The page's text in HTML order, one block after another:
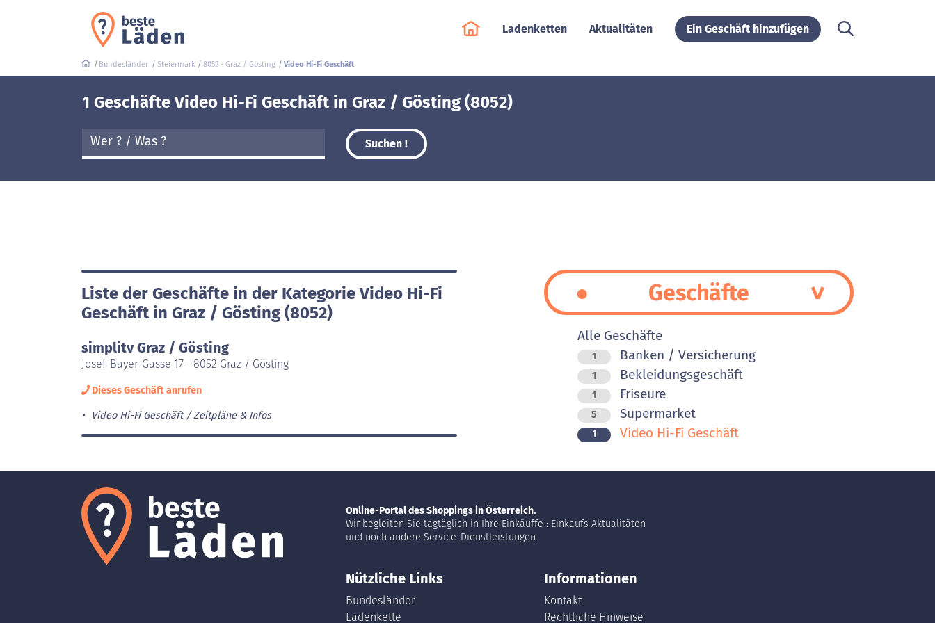
Ladenketten Aktualitäten Ein Geschäft hinzufügen
Bundesländer Steiermark 8052 - Graz / Gösting Video Hi-Fi Geschäft
1 Geschäfte Video Hi-Fi Geschäft in Graz / Gösting (8052)
Suchen !
Liste der Geschäfte in der Kategorie Video Hi-Fi
Geschäft in Graz / Gösting (8052)
simplitv Graz / Gösting
Josef-Bayer-Gasse 17 - 8052 Graz / Gösting
Dieses Geschäft anrufen
Video Hi-Fi Geschäft Zeitpläne & Infos
Geschäfte
Alle Geschäfte
1 Banken / Versicherung
1 Bekleidungsgeschäft
1 Friseure
5 Supermarket
1 Video Hi-Fi Geschäft
Online-Portal des Shoppings in Österreich.
Wir begleiten Sie tagtäglich in Ihre Einkäuffe : Einkaufs Aktualitäten
und noch andere Service-Dienstleistungen.
Nützliche Links
Bundesländer
Ladenkette
Informationen
Kontakt
Rechtliche Hinweise